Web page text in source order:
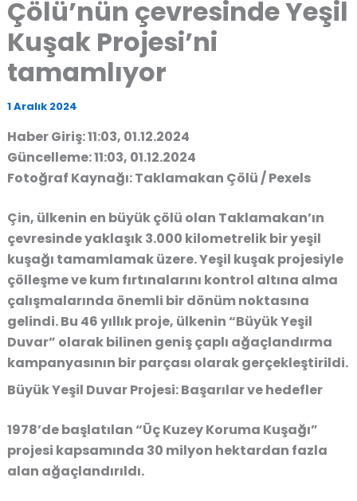
Çölü’nün çevresinde Yeşil
Kuşak Projesi’ni
tamamlıyor
1 Aralık 2024
Haber Giriş: 11:03, 01.12.2024
Güncelleme: 11:03, 01.12.2024
Fotoğraf Kaynağı: Taklamakan Çölü / Pexels
Çin, ülkenin en büyük çölü olan Taklamakan’ın
çevresinde yaklaşık 3.000 kilometrelik bir yeşil
kuşağı tamamlamak üzere. Yeşil kuşak projesiyle
çölleşme ve kum fırtınalarını kontrol altına alma
çalışmalarında önemli bir dönüm noktasına
gelindi. Bu 46 yıllık proje, ülkenin “Büyük Yeşil
Duvar” olarak bilinen geniş çaplı ağaçlandırma
kampanyasının bir parçası olarak gerçekleştirildi.
Büyük Yeşil Duvar Projesi: Başarılar ve hedefler
1978’de başlatılan “Üç Kuzey Koruma Kuşağı”
projesi kapsamında 30 milyon hektardan fazla
alan ağaçlandırıldı.